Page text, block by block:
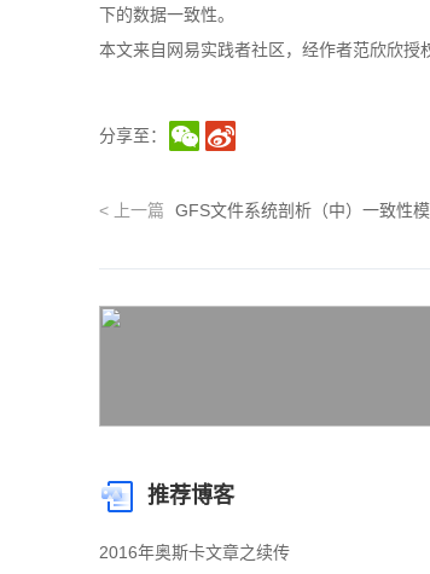
下的数据一致性。
本文来自网易实践者社区，经作者范欣欣授
分享至：
< 上一篇
推荐博客
2016年奥斯卡文章之续传